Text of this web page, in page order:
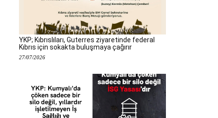
YKP; Kıbrıslıları, Guterres ziyaretinde federal
Kıbrıs için sokakta buluşmaya çağırır
27/07/2026